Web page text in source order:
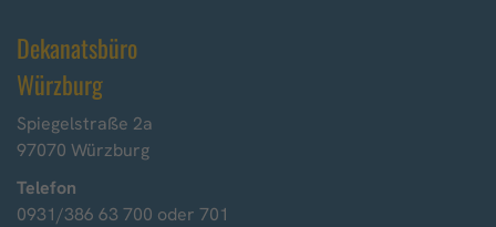
Dekanatsbüro
Würzburg
Spiegelstraße 2a
97070 Würzburg
Telefon
0931/386 63 700 oder 701